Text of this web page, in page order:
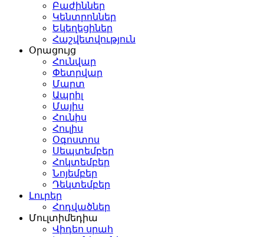
Բաժիններ
Կենտրոններ
Եկեղեցիներ
Հաշվետվություն
Օրացույց
Հունվար
Փետրվար
Մարտ
Ապրիլ
Մայիս
Հունիս
Հուլիս
Օգոստոս
Սեպտեմբեր
Հոկտեմբեր
Նոյեմբեր
Դեկտեմբեր
Լուրեր
Հոդվածներ
Մուլտիմեդիա
Վիդեո սրահ